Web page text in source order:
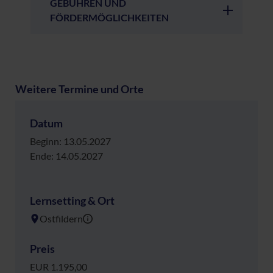
GEBÜHREN UND
FÖRDERMÖGLICHKEITEN
Weitere Termine und Orte
Datum
Beginn: 13.05.2027
Ende: 14.05.2027
Lernsetting & Ort
Ostfildern
Preis
EUR 1.195,00